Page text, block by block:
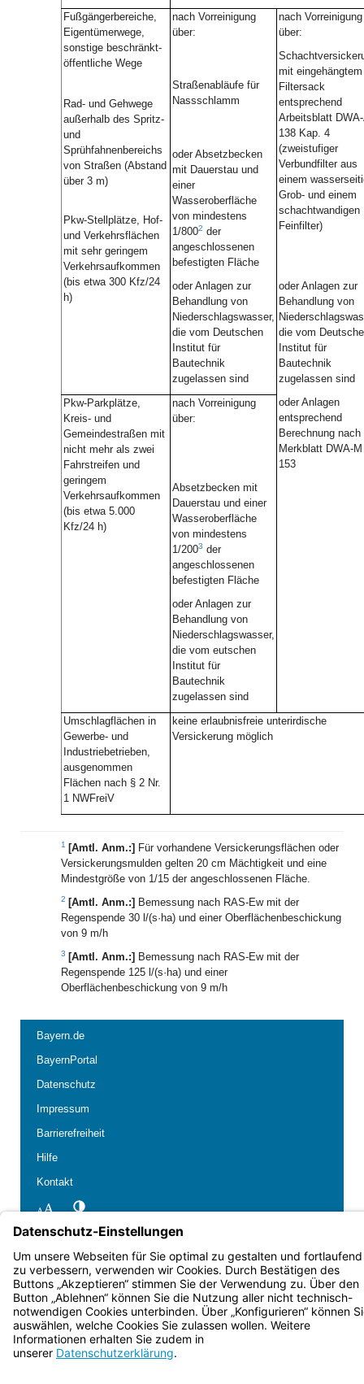
Fußgängerbereiche,
Eigentümerwege,
sonstige beschränkt-
öffentliche Wege
nach Vorreinigung
über:
nach Vorreinigung
über:
Straßenabläufe für
Nassschlamm
mit eingehängtem
Filtersack
entsprechend
Arbeitsblatt
138 Kap. 4
(zweistufiger
Verbundfilter aus
einem
Grob- und einem
schachtwandigen
Feinfilter)
Rad- und Gehwege
außerhalb des Spritz-
und
Sprühfahnenbereichs
von Straßen (Abstand
über 3 m)
oder Absetzbecken
mit Dauerstau und
einer
Wasseroberfläche
von mindestens
1/8002 der
angeschlossenen
befestigten Fläche
Pkw-Stellplätze, Hof-
und Verkehrsflächen
mit sehr geringem
Verkehrsaufkommen
(bis etwa 300 Kfz/24
h)
oder Anlagen zur
Behandlung von
Niederschlagswasser,
die vom Deutschen
Institut für
Bautechnik
zugelassen sind
oder Anlagen zur
Behandlung von
die vom
Institut für
Bautechnik
zugelassen sind
Pkw-Parkplätze,
Kreis- und
Gemeindestraßen mit
nicht mehr als zwei
Fahrstreifen und
geringem
Verkehrsaufkommen
(bis etwa 5.000
Kfz/24 h)
nach Vorreinigung
über:
oder Anlagen
entsprechend
Berechnung nach
Merkblatt DWA-M
153
Absetzbecken mit
Dauerstau und einer
Wasseroberfläche
von mindestens
1/2003 der
angeschlossenen
befestigten Fläche
oder Anlagen zur
Behandlung von
Niederschlagswasser,
die vom eutschen
Institut für
Bautechnik
zugelassen sind
Umschlagflächen in
Gewerbe- und
Industriebetrieben,
ausgenommen
Flächen nach § 2 Nr.
1 NWFreiV
keine erlaubnisfreie unterirdische
Versickerung möglich
1 [Amtl. Anm.:] Für vorhandene Versickerungsflächen oder
Versickerungsmulden gelten 20 cm Mächtigkeit und eine
Mindestgröße von 1/15 der angeschlossenen Fläche.
2 [Amtl. Anm.:] Bemessung nach RAS-Ew mit der
Regenspende 30 l/(s·ha) und einer Oberflächenbeschickung
von 9 m/h
3 [Amtl. Anm.:] Bemessung nach RAS-Ew mit der
Regenspende 125 l/(s·ha) und einer
Oberflächenbeschickung von 9 m/h
Bayern.de
BayernPortal
Datenschutz
Impressum
Barrierefreiheit
Hilfe
Kontakt
SchriftgrößeKontrastwechsel